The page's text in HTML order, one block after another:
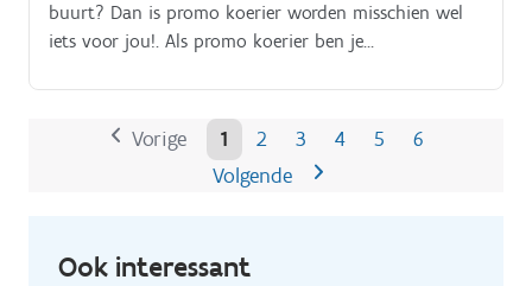
buurt? Dan is promo koerier worden misschien wel
iets voor jou!. Als promo koerier ben je
Je kiest daarbij zelf hoe je dat doet (met de fiets, te
voet, bromfiets, … ) De folderpakketten moeten
tussen zondagochtend en dinsdagavond in de
Op die manier kan je het inplannen volgens jouw
Vorige 1 2 3 4 5
6
Volgende
Ook interessant